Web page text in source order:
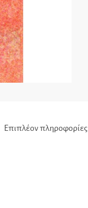
Επιπλέον πληροφορίες